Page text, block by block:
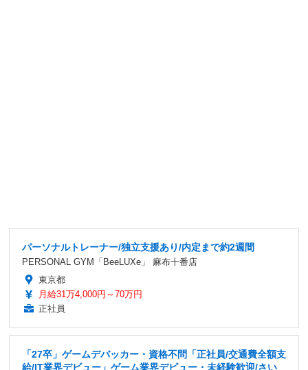
パーソナルトレーナー/独立支援あり/内定まで約2週間
PERSONAL GYM「BeeLUXe」 麻布十番店
東京都
月給31万4,000円～70万円
正社員
「27卒」ゲームデバッカー・資格不問「正社員/交通費全額支
給/IT業界デビュー」ゲーム業界デビュー・未経験歓迎/さい